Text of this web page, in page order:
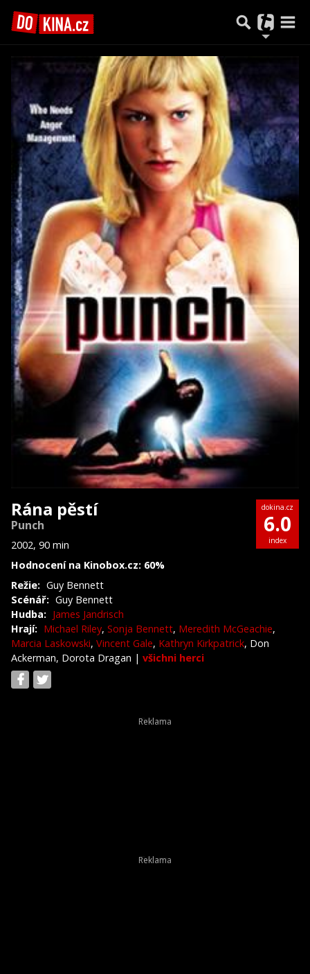
Rána pěstí
Punch
2002, 90 min
Hodnocení na Kinobox.cz: 60%
dokina.cz
6.0
index
Režie: Guy Bennett
Scénář: Guy Bennett
Hudba: James Jandrisch
Hrají: Michael Riley, Sonja Bennett, Meredith McGeachie,
Marcia Laskowski, Vincent Gale, Kathryn Kirkpatrick, Don
Ackerman, Dorota Dragan | všichni herci